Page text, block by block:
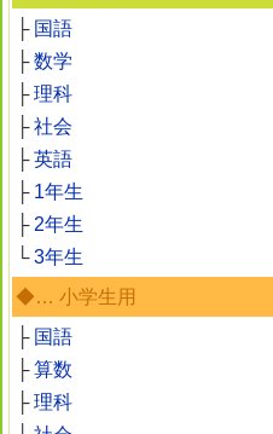
├ 国語
├数学
├理科
├社会
├英語
├ 1年生
├ 2年生
└3年生
◆… 小学生用
├ 国語
├算数
├理科